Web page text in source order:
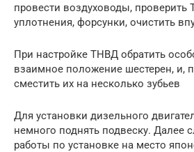
провести воздуховоды, проверить
уплотнения, форсунки, очистить
При настройке ТНВД обратить
взаимное положение шестерен, и,
сместить их на несколько зубьев
Для установки дизельного
немного поднять подвеску. Далее
работы по установке на место